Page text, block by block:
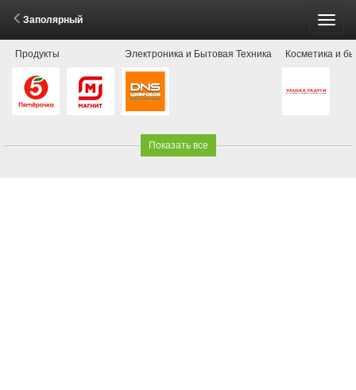
Заполярный
Продукты Электроника и Бытовая Техника Косметика и
Показать все